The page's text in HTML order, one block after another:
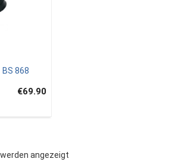
BS 868
€69.90
angezeigt